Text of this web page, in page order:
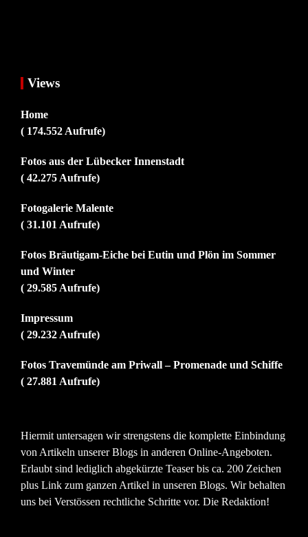
Views
Home
( 174.552 Aufrufe)
Fotos aus der Lübecker Innenstadt
( 42.275 Aufrufe)
Fotogalerie Malente
( 31.101 Aufrufe)
Fotos Bräutigam-Eiche bei Eutin und Plön im Sommer
und Winter
( 29.585 Aufrufe)
Impressum
( 29.232 Aufrufe)
Fotos Travemünde am Priwall – Promenade und Schiffe
( 27.881 Aufrufe)
Hiermit untersagen wir strengstens die komplette Einbindung
von Artikeln unserer Blogs in anderen Online-Angeboten.
Erlaubt sind lediglich abgekürzte Teaser bis ca. 200 Zeichen
plus Link zum ganzen Artikel in unseren Blogs. Wir behalten
uns bei Verstössen rechtliche Schritte vor. Die Redaktion!